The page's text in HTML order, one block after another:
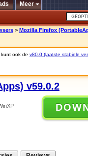
Meer
> Mozilla Firefox
ook de v80.0 (laatste stabiele
v59.0.2